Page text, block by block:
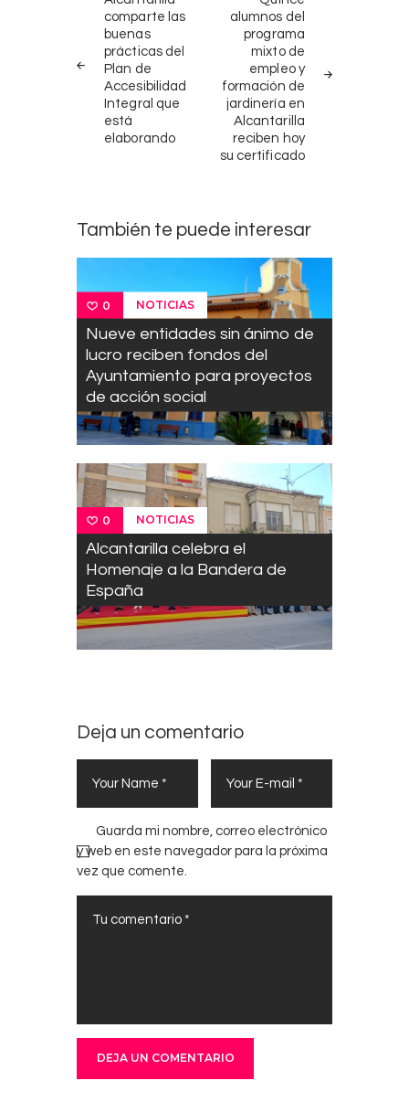
entradas
ANTERIORES
comparte las
buenas
prácticas del
Plan de
Accesibilidad
Integral que
está
elaborando
alumnos del
programa
mixto de
empleo y
formación de
jardinería en
Alcantarilla
reciben hoy
su certificado
También te puede interesar
0 NOTICIAS
Nueve entidades sin ánimo de
lucro reciben fondos del
Ayuntamiento para proyectos
de acción social
0 NOTICIAS
Alcantarilla celebra el
Homenaje a la Bandera de
España
Deja un comentario
Guarda mi nombre, correo electrónico
y web en este navegador para la próxima
vez que comente.